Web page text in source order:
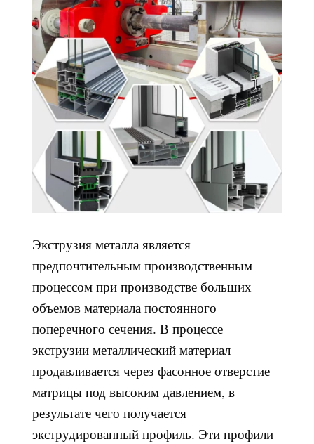
Экструзия металла является
предпочтительным производственным
процессом при производстве больших
объемов материала постоянного
поперечного сечения. В процессе
экструзии металлический материал
продавливается через фасонное отверстие
матрицы под высоким давлением, в
результате чего получается
экструдированный профиль. Эти профили